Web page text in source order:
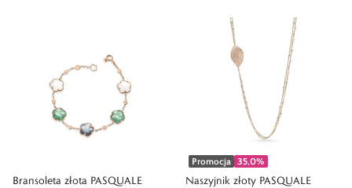
Bransoleta złota PASQUALE
Promocja 35,0%
Naszyjnik złoty PASQUALE